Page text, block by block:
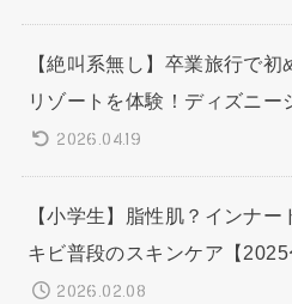
【絶叫系無し】卒業旅行で
リゾートを体験！ディズニー
2026.04.19
【小学生】脂性肌？インナ
キビ普段のスキンケア【2025
2026.02.08